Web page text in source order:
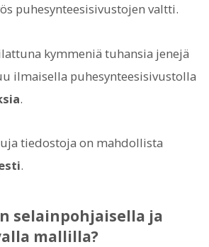
puhesynteesisivustojen valtti.
kymmeniä tuhansia jenejä
ilmaisella puhesynteesisivustolla
.
tiedostoja on mahdollista
.
selainpohjaisella ja
mallilla?